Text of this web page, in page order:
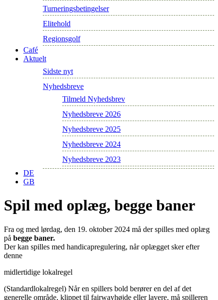
Turneringsbetingelser
Elitehold
Regionsgolf
Café
Aktuelt
Sidste nyt
Nyhedsbreve
Tilmeld Nyhedsbrev
Nyhedsbreve 2026
Nyhedsbreve 2025
Nyhedsbreve 2024
Nyhedsbreve 2023
DE
GB
Spil med oplæg, begge baner
Fra og med lørdag, den 19. oktober 2024 må der spilles med oplæg
på begge baner.
Der kan spilles med handicapregulering, når oplægget sker efter
denne
midlertidige lokalregel
(Standardlokalregel) Når en spillers bold berører en del af det
generelle område, klippet til fairwayhøjde eller lavere, må spilleren